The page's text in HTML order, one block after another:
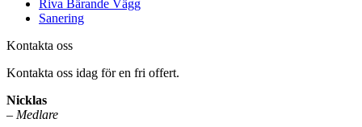
Riva Bärande Vägg
Sanering
Kontakta oss
Kontakta oss idag för en fri offert.
Nicklas
– Medlare